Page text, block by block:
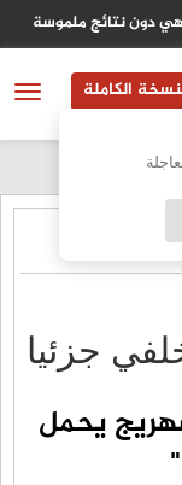
لتصبح مركزا عالميا
الكاملة
جزئيا
يحمل